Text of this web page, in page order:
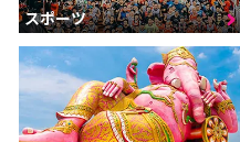
スポーツ